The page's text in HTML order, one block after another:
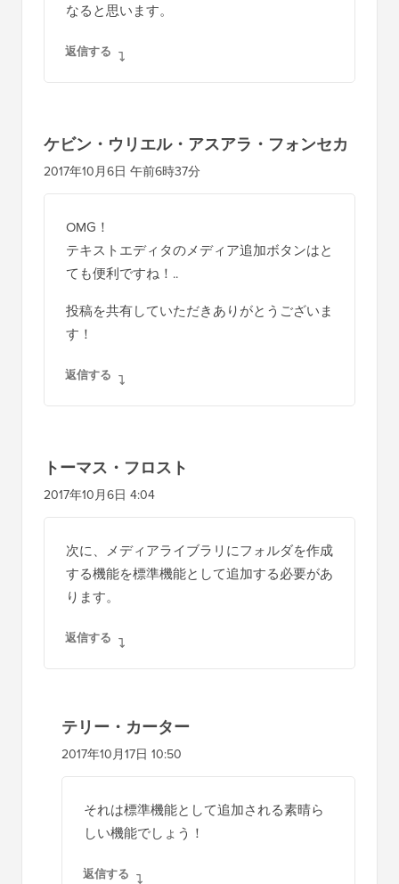
なると思います。
返信する
ケビン・ウリエル・アスアラ・フォンセカ
2017年10月6日 午前6時37分
OMG！
テキストエディタのメディア追加ボタンはと
ても便利ですね！..
投稿を共有していただきありがとうございま
す！
返信する
トーマス・フロスト
2017年10月6日 4:04
次に、メディアライブラリにフォルダを作成
する機能を標準機能として追加する必要があ
ります。
返信する
テリー・カーター
2017年10月17日 10:50
それは標準機能として追加される素晴ら
しい機能でしょう！
返信する